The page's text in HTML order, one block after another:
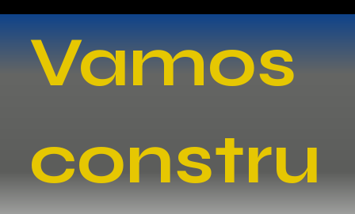
Vamos
constru